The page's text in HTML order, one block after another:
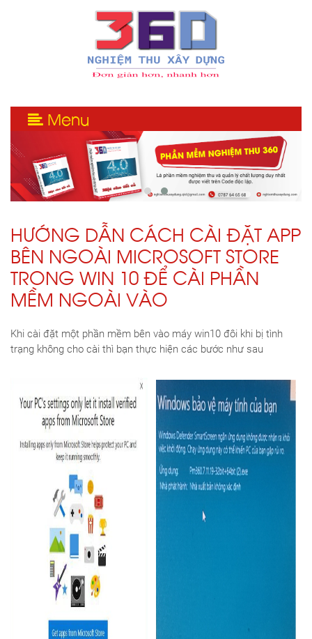
Menu
HƯỚNG DẪN CÁCH CÀI ĐẶT APP
BÊN NGOÀI MICROSOFT STORE
TRONG WIN 10 ĐỂ CÀI PHẦN
MỀM NGOÀI VÀO
Khi cài đặt một phần mềm bên vào máy win10 đôi khi bị tình
trạng không cho cài thì bạn thực hiện các bước như sau